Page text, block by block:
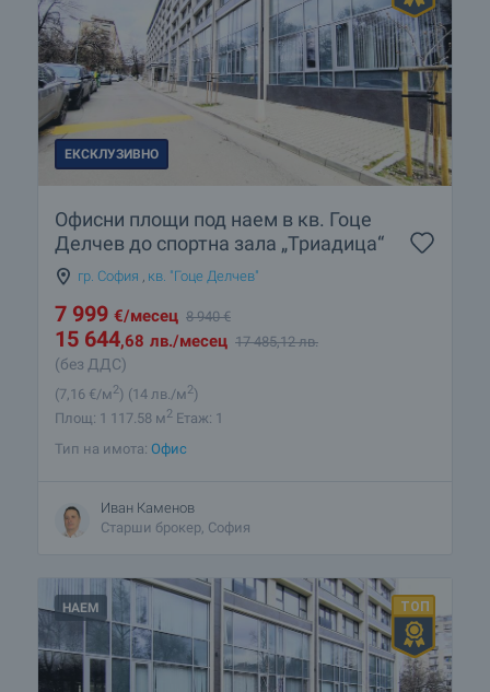
ЕКСКЛУЗИВНО
Офисни площи под наем в кв. Гоце
Делчев до спортна зала „Триадица“
гр. София кв. "Гоце Делчев"
7 999 €/месец 8 940€
15 644,68 лв./месец 17 485,12 лв.
(без ДДС)
(7 ,16 €/м2) (14 лв./м2)
Площ: 1 117.58 м2 Етаж: 1
Тип на имота: Офис
Иван Каменов
Старши брокер, София
НАЕМ